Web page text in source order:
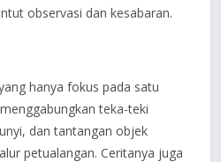
observasi dan kesabaran.
hanya fokus pada satu
teka-teki
dan tantangan objek
petualangan. Ceritanya juga